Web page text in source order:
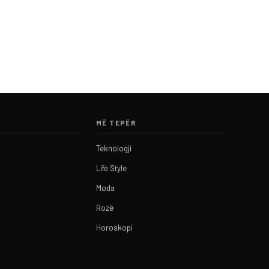
MË TEPËR
Teknologji
Life Style
Moda
Rozë
Horoskopi